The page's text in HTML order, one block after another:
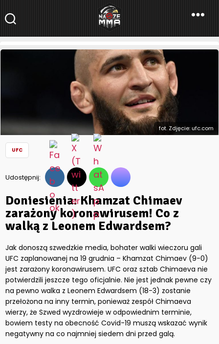
NaszeMMA
NaszeMMA.pl»Aktualności»Świat»UFC»Doniesienia: Khamzat
Chimaev zarażony koronawirusem! Co z walką z Leonem
fot. Zdjęcie: ufc.com
UFC
Udostępnij:
Doniesienia: Khamzat Chimaev
zarażony koronawirusem! Co z
walką z Leonem Edwardsem?
Jak donoszą szwedzkie media, bohater walki wieczoru gali
UFC zaplanowanej na 19 grudnia – Khamzat Chimaev (9-0)
jest zarażony koronawirusem. UFC oraz sztab Chimaeva nie
potwierdzili jeszcze tego oficjalnie. Nie jest jednak pewne czy
na pewno walka z Leonem Edwardsem (18-3) zostanie
przełożona na inny termin, ponieważ zespół Chimaeva
wierzy, że Szwed wyzdrowieje w odpowiednim terminie,
bowiem testy na obecność Covid-19 muszą wskazać wynik
negatywny na co najmniej siedem dni przed galą.